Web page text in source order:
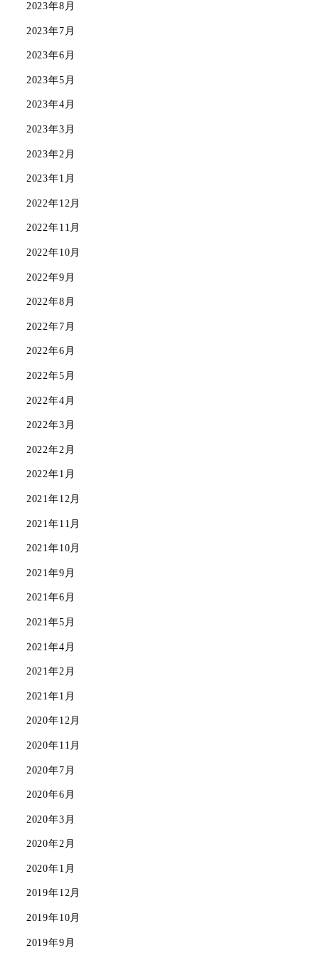
2023年8月
2023年7月
2023年6月
2023年5月
2023年4月
2023年3月
2023年2月
2023年1月
2022年12月
2022年11月
2022年10月
2022年9月
2022年8月
2022年7月
2022年6月
2022年5月
2022年4月
2022年3月
2022年2月
2022年1月
2021年12月
2021年11月
2021年10月
2021年9月
2021年6月
2021年5月
2021年4月
2021年2月
2021年1月
2020年12月
2020年11月
2020年7月
2020年6月
2020年3月
2020年2月
2020年1月
2019年12月
2019年10月
2019年9月